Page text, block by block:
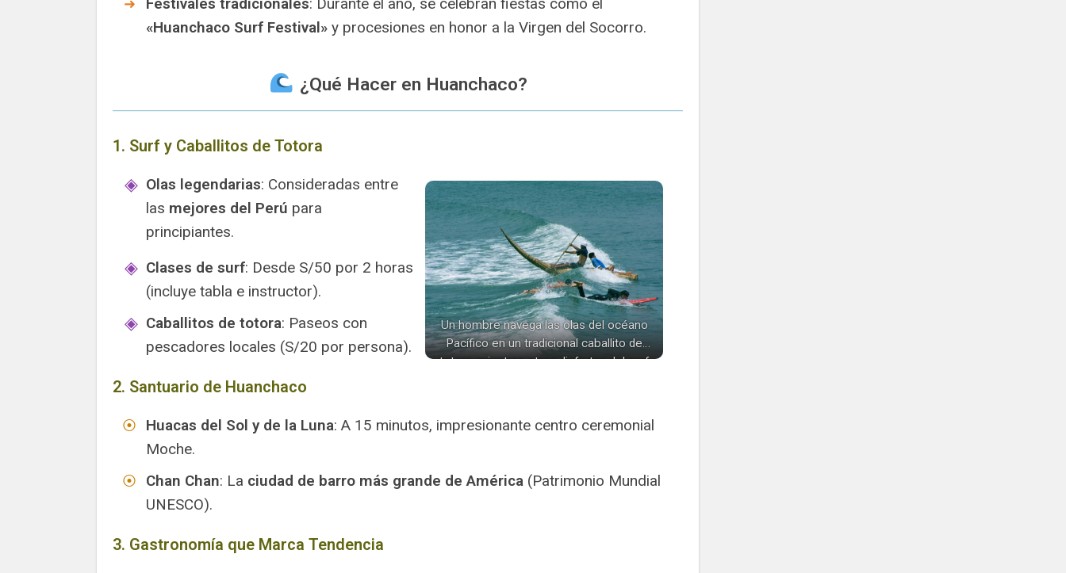
«Huanchaco Surf Festival» y procesiones en honor a la Virgen del Socorro.
¿Qué Hacer en Huanchaco?
1. Surf y Caballitos de Totora
Un hombre navega las olas del océano
Pacífico en un tradicional caballito de
totora, mientras otros disfrutan del surf
Olas legendarias: Consideradas entre
las mejores del Perú para
principiantes.
Clases de surf: Desde S/50 por 2 horas
(incluye tabla e instructor).
Caballitos de totora: Paseos con
pescadores locales (S/20 por persona).
2. Santuario de Huanchaco
Huacas del Sol y de la Luna: A 15 minutos, impresionante centro ceremonial
Moche.
Chan Chan: La ciudad de barro más grande de América (Patrimonio Mundial
UNESCO).
3. Gastronomía que Marca Tendencia